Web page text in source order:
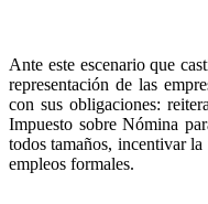
Ante este escenario que
representación de las
con sus obligaciones:
Impuesto sobre Nómina
todos tamaños, incentivar
empleos formales.